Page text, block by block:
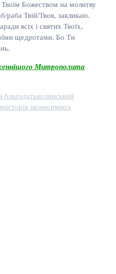
Твоїм Божеством на молитву
раба Твій/Твоя, закликаю.
всіх і святих Твоїх,
щедротами. Бо Ти
Митрополита
благодатьволинський
історія іконисимвол